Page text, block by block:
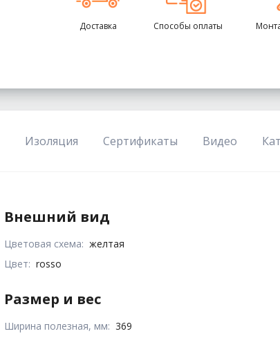
Доставка Способы оплаты
Изоляция Сертификаты Видео
Внешний вид
Цветовая схема: желтая
Цвет: rosso
Размер и вес
Ширина полезная, мм: 369